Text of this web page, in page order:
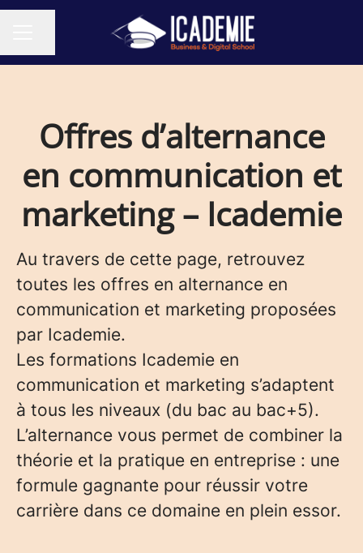
Partager la page
Offres d’alternance
en communication et
marketing – Icademie
Au travers de cette page, retrouvez
toutes les offres en alternance en
communication et marketing proposées
par Icademie.
Les formations Icademie en
communication et marketing s’adaptent
à tous les niveaux (du bac au bac+5).
L’alternance vous permet de combiner la
théorie et la pratique en entreprise : une
formule gagnante pour réussir votre
carrière dans ce domaine en plein essor.